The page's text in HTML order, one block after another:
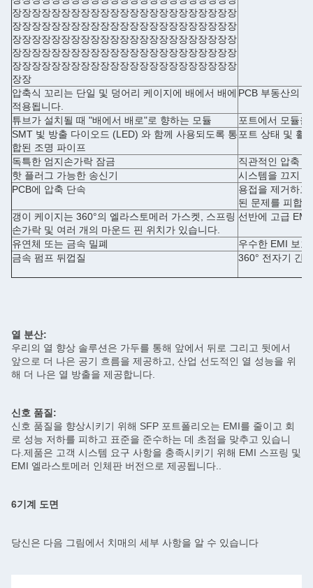
장장장장장장장장장장장장장장장장장장장장장장장
장장장장장장장장장장장장장장장장장장장장장장장
장장장장장장장장장장장장장장장장장장장장장장장
장장장장장장장장장장장장장장장장장장장장장장장
장장장장장장장장장장장장장장장장장장장장장장장
장장
압축식 꼬리는 단일 및 덩어리 케이지에 배에서 배에
적용됩니다.
PCB 부동산의
튜브가 설치될 때 "배에서 배로"로 향하는 모듈
포트에서 모듈
SMT 빛 방출 다이오드 (LED) 와 함께 사용되도록 통
합된 조명 파이프
포트 상태 및 활
독특한 엄지손가락 잠금
직관적인 압축
핫 플러그 가능한 송신기
시스템을 끄지
PCB에 압축 단속
용접을 제거하
된 문제를 피합
갱이 케이지는 360°의 엘라스토메러 가스켓, 스프링
손가락 및 여러 개의 마운드 핀 위치가 있습니다.
선반에 고급
유연체 또는 금속 밀폐
우수한 EMI 보
금속 펌프 뒤껍질
360° 전자기 간
열 분산:
우리의 열 향상 솔루션은 가두를 통해 앞에서 뒤로 그리고 뒷에서
앞으로 더 나은 공기 흐름을 제공하고, 산업 선도적인 열 성능을 위
해 더 나은 열 방출을 제공합니다.
신호 품질:
신호 품질을 향상시키기 위해 SFP 포트폴리오는 EMI를 줄이고 회
로 성능 저하를 피하고 표준을 준수하는 데 초점을 맞추고 있습니
다.제품은 고객 시스템 요구 사항을 충족시키기 위해 EMI 스프링 및
EMI 엘라스토메러 인체판 버전으로 제공됩니다..
6기계 도면
당신은 다음 그림에서 치매의 세부 사항을 알 수 있습니다